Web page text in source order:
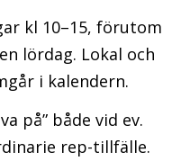
kl 10–15, förutom
lördag. Lokal och
i kalendern.
på” både vid ev.
rep-tillfälle.